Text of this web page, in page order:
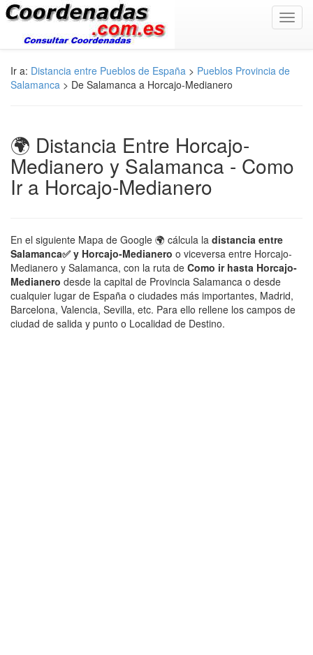
Ir a: Distancia entre Pueblos de España > Pueblos Provincia de
Salamanca > De Salamanca a Horcajo-Medianero
🌍 Distancia Entre Horcajo-
Medianero y Salamanca - Como
Ir a Horcajo-Medianero
En el siguiente Mapa de Google 🌍 cálcula la distancia entre
Salamanca✅ y Horcajo-Medianero o viceversa entre Horcajo-
Medianero y Salamanca, con la ruta de Como ir hasta Horcajo-
Medianero desde la capital de Provincia Salamanca o desde
cualquier lugar de España o ciudades más importantes, Madrid,
Barcelona, Valencia, Sevilla, etc. Para ello rellene los campos de
ciudad de salida y punto o Localidad de Destino.